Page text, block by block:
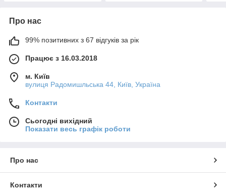
Про нас
99% позитивних з 67 відгуків за рік
Працює з 16.03.2018
м. Київ
вулиця Радомишльська 44, Київ, Україна
Контакти
Сьогодні вихідний
Показати весь графік роботи
Про нас
Контакти